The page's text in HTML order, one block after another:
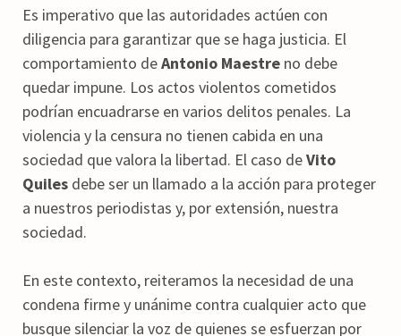
Es imperativo que las autoridades actúen con
diligencia para garantizar que se haga justicia. El
comportamiento deAntonio Maestre no debe
quedar impune. Los actos violentos cometidos
podrían encuadrarse en varios delitos penales. La
violencia y la censura no tienen cabida en una
sociedad que valora la libertad. El caso deVito
Quiles debe ser un llamado a la acción para proteger
a nuestros periodistas y, por extensión, nuestra
sociedad.
En este contexto, reiteramos la necesidad de una
condena firme y unánime contra cualquier acto que
busque silenciar la voz de quienes se esfuerzan por